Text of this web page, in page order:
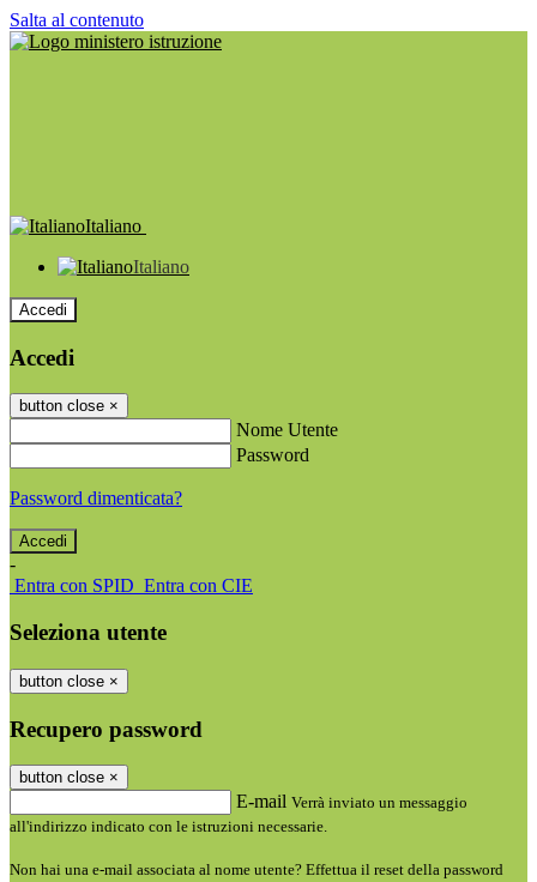
Salta al contenuto
Italiano
Italiano
Accedi
Accedi
button close ×
Nome Utente
Password
Password dimenticata?
-
Entra con SPID Entra con CIE
Seleziona utente
button close ×
Recupero password
button close ×
E-mail Verrà inviato un messaggio
all'indirizzo indicato con le istruzioni necessarie.
Non hai una e-mail associata al nome utente? Effettua il reset della password